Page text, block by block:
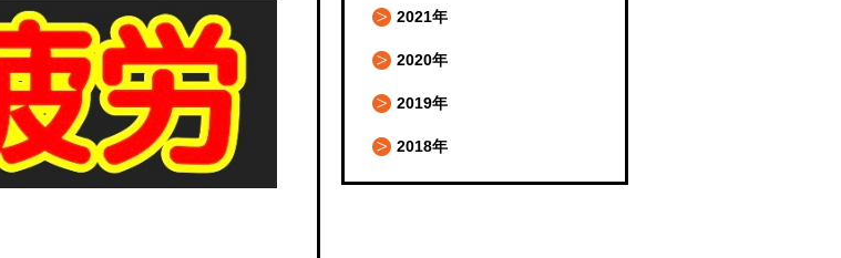
2021年
2020年
2019年
2018年